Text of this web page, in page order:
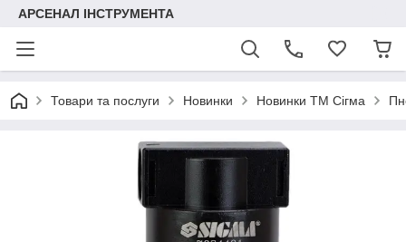
АРСЕНАЛ ІНСТРУМЕНТА
Товари та послуги Новинки Новинки ТМ Сігма